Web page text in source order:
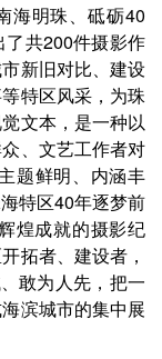
海明珠、砥砺40
共200件摄影作
新旧对比、建设
特区风采，为珠
文本，是一种以
、文艺工作者对
题鲜明、内涵丰
特区40年逐梦前
煌成就的摄影纪
拓者、建设者，
敢为人先，把一
滨城市的集中展